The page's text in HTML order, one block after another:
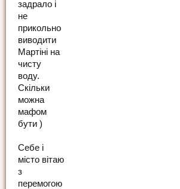
задрало і
не
прикольно
виводити
Мартіні на
чисту
воду.
Скільки
можна
мафом
бути )
Себе і
місто вітаю
з
перемогою